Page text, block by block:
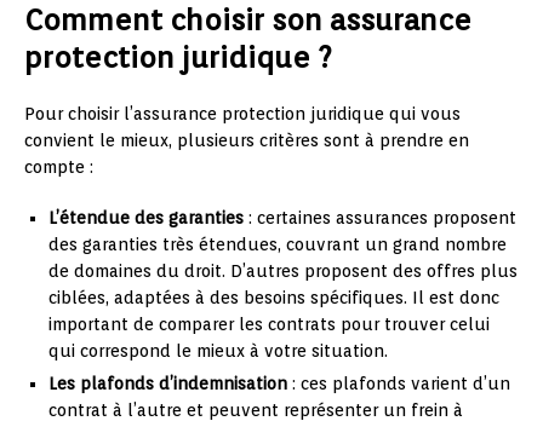
Comment choisir son assurance
protection juridique ?
Pour choisir l’assurance protection juridique qui vous
convient le mieux, plusieurs critères sont à prendre en
compte :
L’étendue des garanties : certaines assurances proposent
des garanties très étendues, couvrant un grand nombre
de domaines du droit. D’autres proposent des offres plus
ciblées, adaptées à des besoins spécifiques. Il est donc
important de comparer les contrats pour trouver celui
qui correspond le mieux à votre situation.
Les plafonds d’indemnisation : ces plafonds varient d’un
contrat à l’autre et peuvent représenter un frein à